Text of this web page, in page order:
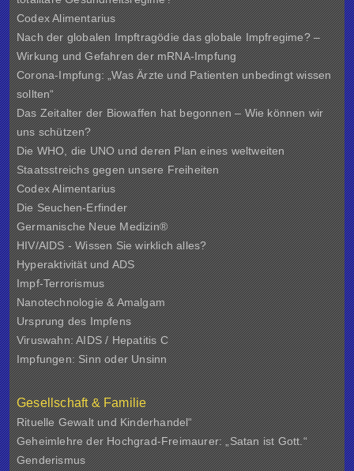
Codex Alimentarius
Nach der globalen Impftragödie das globale Impfregime? –
Wirkung und Gefahren der mRNA-Impfung
Corona-Impfung: „Was Ärzte und Patienten unbedingt wissen
sollten“
Das Zeitalter der Biowaffen hat begonnen – Wie können wir
uns schützen?
Die WHO, die UNO und deren Plan eines weltweiten
Staatsstreichs gegen unsere Freiheiten
Codex Alimentarius
Die Seuchen-Erfinder
Germanische Neue Medizin®
HIV/AIDS - Wissen Sie wirklich alles?
Hyperaktivität und ADS
Impf-Terrorismus
Nanotechnologie & Amalgam
Ursprung des Impfens
Viruswahn: AIDS / Hepatitis C
Impfungen: Sinn oder Unsinn
Gesellschaft & Familie
Rituelle Gewalt und Kinderhandel“
Geheimlehre der Hochgrad-Freimaurer: „Satan ist Gott.“
Genderismus